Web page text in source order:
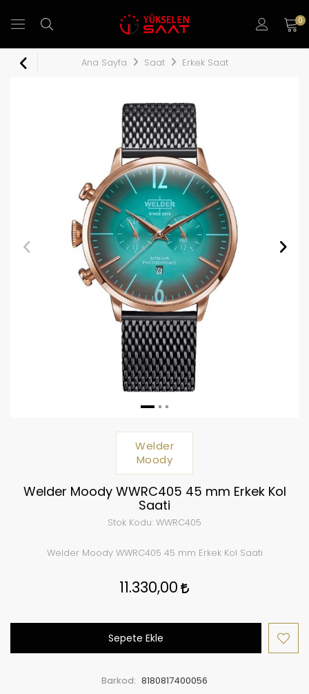
0
Ana Sayfa Saat Erkek Saat
Welder
Moody
Welder Moody WWRC405 45 mm Erkek Kol
Saati
Stok Kodu: WWRC405
Welder Moody WWRC405 45 mm Erkek Kol Saati
11.330,00
Sepete Ekle
Barkod: 8180817400056